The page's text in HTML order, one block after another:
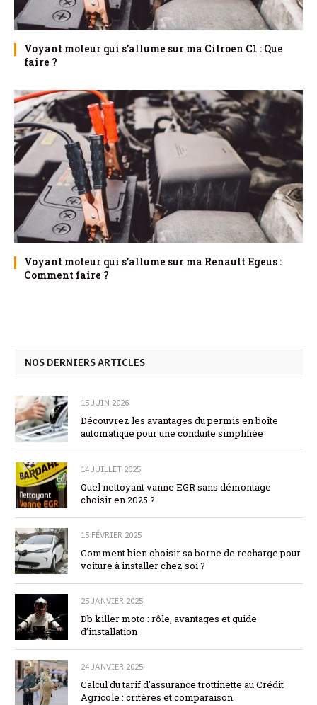
Voyant moteur qui s’allume sur ma Citroen C1 : Que
faire ?
Voyant moteur qui s’allume sur ma Renault Egeus :
Comment faire ?
NOS DERNIERS ARTICLES
15 JUIN 2026
Découvrez les avantages du permis en boîte
automatique pour une conduite simplifiée
14 JUILLET 2025
Quel nettoyant vanne EGR sans démontage
choisir en 2025 ?
15 FÉVRIER 2025
Comment bien choisir sa borne de recharge pour
voiture à installer chez soi ?
25 JANVIER 2025
Db killer moto : rôle, avantages et guide
d’installation
24 JANVIER 2025
Calcul du tarif d’assurance trottinette au Crédit
Agricole : critères et comparaison